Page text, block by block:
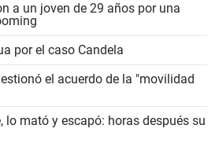
a un joven de 29 años por una
por el caso Candela
el acuerdo de la "movilidad
lo mató y escapó: horas después su